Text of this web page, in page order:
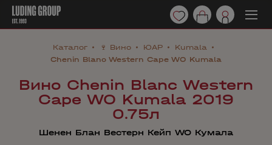
Каталог 🍷 Вино ЮАР
Kumala
Chenin Blanc Western Cape WO Kumala
Вино Chenin Blanc Western
Cape WO Kumala 2019
0.75л
Шенен Блан Вестерн Кейп WO Кумала